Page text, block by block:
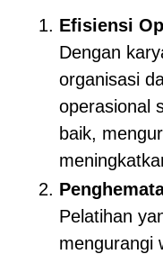
Efisiensi
Dengan
organisasi
operasional
baik,
Pelatihan
mengurangi